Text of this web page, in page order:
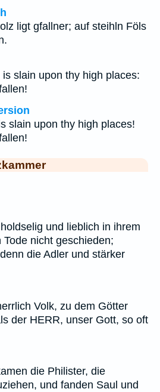
ligt gfallner; auf steihln Föls
slain upon thy high places:
slain upon thy high places!
und lieblich in ihrem
nicht geschieden;
die Adler und stärker
Volk, zu dem Götter
der HERR, unser Gott, so oft
die Philister, die
und fanden Saul und